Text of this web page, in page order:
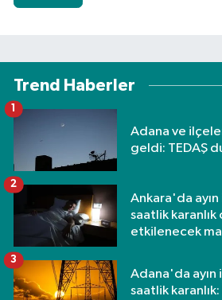
Trend Haberler
Adana ve
geldi: TEDAŞ
1
Ankara'da ayın
saatlik
etkilenecek
2
Adana'da ayın
saatlik
3